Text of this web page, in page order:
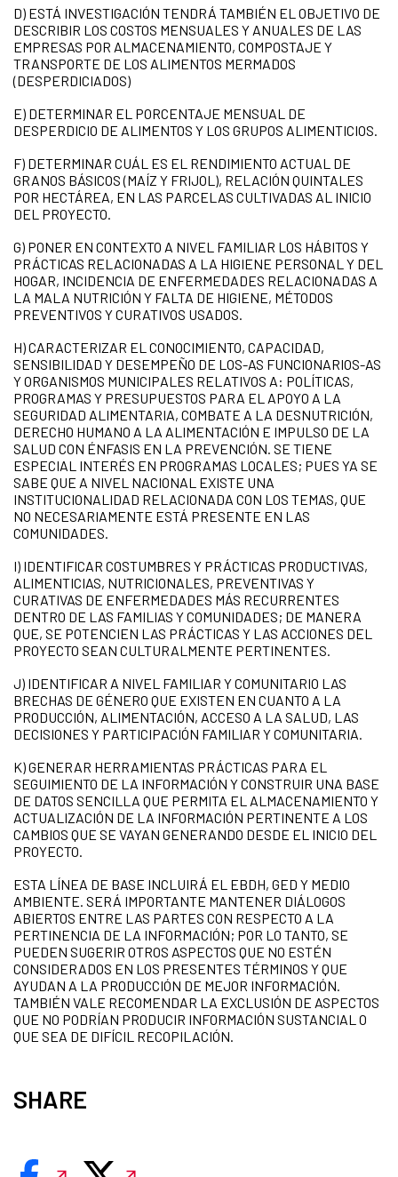
D) ESTÁ INVESTIGACIÓN TENDRÁ TAMBIÉN EL OBJETIVO DE
DESCRIBIR LOS COSTOS MENSUALES Y ANUALES DE LAS
EMPRESAS POR ALMACENAMIENTO, COMPOSTAJE Y
TRANSPORTE DE LOS ALIMENTOS MERMADOS
(DESPERDICIADOS)
E) DETERMINAR EL PORCENTAJE MENSUAL DE
DESPERDICIO DE ALIMENTOS Y LOS GRUPOS ALIMENTICIOS.
F) DETERMINAR CUÁL ES EL RENDIMIENTO ACTUAL DE
GRANOS BÁSICOS (MAÍZ Y FRIJOL), RELACIÓN QUINTALES
POR HECTÁREA, EN LAS PARCELAS CULTIVADAS AL INICIO
DEL PROYECTO.
G) PONER EN CONTEXTO A NIVEL FAMILIAR LOS HÁBITOS Y
PRÁCTICAS RELACIONADAS A LA HIGIENE PERSONAL Y DEL
HOGAR, INCIDENCIA DE ENFERMEDADES RELACIONADAS A
LA MALA NUTRICIÓN Y FALTA DE HIGIENE, MÉTODOS
PREVENTIVOS Y CURATIVOS USADOS.
H) CARACTERIZAR EL CONOCIMIENTO, CAPACIDAD,
SENSIBILIDAD Y DESEMPEÑO DE LOS-AS FUNCIONARIOS-AS
Y ORGANISMOS MUNICIPALES RELATIVOS A: POLÍTICAS,
PROGRAMAS Y PRESUPUESTOS PARA EL APOYO A LA
SEGURIDAD ALIMENTARIA, COMBATE A LA DESNUTRICIÓN,
DERECHO HUMANO A LA ALIMENTACIÓN E IMPULSO DE LA
SALUD CON ÉNFASIS EN LA PREVENCIÓN. SE TIENE
ESPECIAL INTERÉS EN PROGRAMAS LOCALES; PUES YA SE
SABE QUE A NIVEL NACIONAL EXISTE UNA
INSTITUCIONALIDAD RELACIONADA CON LOS TEMAS, QUE
NO NECESARIAMENTE ESTÁ PRESENTE EN LAS
COMUNIDADES.
I) IDENTIFICAR COSTUMBRES Y PRÁCTICAS PRODUCTIVAS,
ALIMENTICIAS, NUTRICIONALES, PREVENTIVAS Y
CURATIVAS DE ENFERMEDADES MÁS RECURRENTES
DENTRO DE LAS FAMILIAS Y COMUNIDADES; DE MANERA
QUE, SE POTENCIEN LAS PRÁCTICAS Y LAS ACCIONES DEL
PROYECTO SEAN CULTURALMENTE PERTINENTES.
J) IDENTIFICAR A NIVEL FAMILIAR Y COMUNITARIO LAS
BRECHAS DE GÉNERO QUE EXISTEN EN CUANTO A LA
PRODUCCIÓN, ALIMENTACIÓN, ACCESO A LA SALUD, LAS
DECISIONES Y PARTICIPACIÓN FAMILIAR Y COMUNITARIA.
K) GENERAR HERRAMIENTAS PRÁCTICAS PARA EL
SEGUIMIENTO DE LA INFORMACIÓN Y CONSTRUIR UNA BASE
DE DATOS SENCILLA QUE PERMITA EL ALMACENAMIENTO Y
ACTUALIZACIÓN DE LA INFORMACIÓN PERTINENTE A LOS
CAMBIOS QUE SE VAYAN GENERANDO DESDE EL INICIO DEL
PROYECTO.
ESTA LÍNEA DE BASE INCLUIRÁ EL EBDH, GED Y MEDIO
AMBIENTE. SERÁ IMPORTANTE MANTENER DIÁLOGOS
ABIERTOS ENTRE LAS PARTES CON RESPECTO A LA
PERTINENCIA DE LA INFORMACIÓN; POR LO TANTO, SE
PUEDEN SUGERIR OTROS ASPECTOS QUE NO ESTÉN
CONSIDERADOS EN LOS PRESENTES TÉRMINOS Y QUE
AYUDAN A LA PRODUCCIÓN DE MEJOR INFORMACIÓN.
TAMBIÉN VALE RECOMENDAR LA EXCLUSIÓN DE ASPECTOS
QUE NO PODRÍAN PRODUCIR INFORMACIÓN SUSTANCIAL O
QUE SEA DE DIFÍCIL RECOPILACIÓN.
SHARE